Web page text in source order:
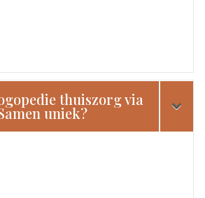
thuiszorg via
uniek?